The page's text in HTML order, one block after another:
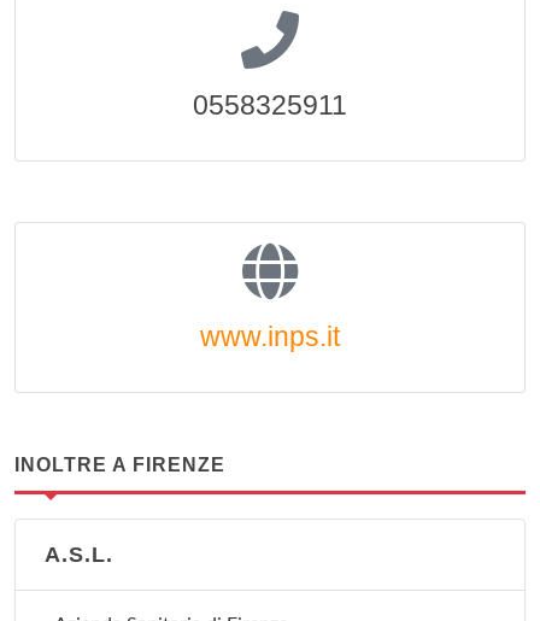
0558325911
www.inps.it
INOLTRE A FIRENZE
A.S.L.